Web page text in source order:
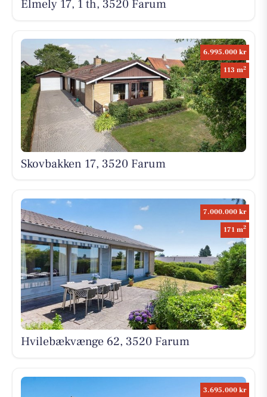
Elmely 17, 1 th, 3520 Farum
6.995.000 kr
113 m2
Skovbakken 17, 3520 Farum
7.000.000 kr
171 m2
Hvilebækvænge 62, 3520 Farum
3.695.000 kr